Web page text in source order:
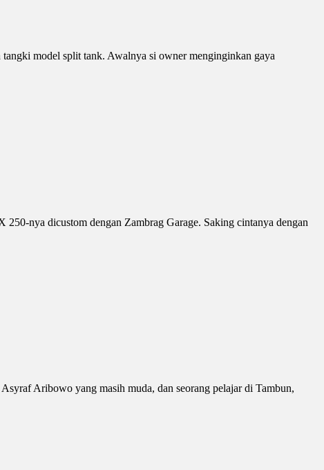
model split tank. Awalnya si owner menginginkan gaya
nya dicustom dengan Zambrag Garage. Saking cintanya dengan
Aribowo yang masih muda, dan seorang pelajar di Tambun,